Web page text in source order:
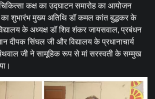
चिकित्सा कक्ष का उद्घाटन समारोह का आयोजन
का शुभारंभ मुख्य अतिथि डॉ कमल कांत बुद्धकर के
के अध्यक्ष डॉ शिव शंकर जायसवाल, प्रबंधन
दीपक सिंघल जी और विद्यालय के प्रधानाचार्य
जी ने सामूहिक रूप से मां सरस्वती के सम्मुख